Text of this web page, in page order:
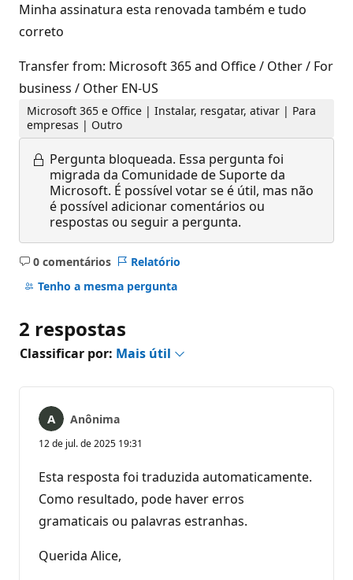
Minha assinatura esta renovada também e tudo
correto
Transfer from: Microsoft 365 and Office / Other / For
business / Other EN-US
Microsoft 365 e Office | Instalar, resgatar, ativar | Para
empresas | Outro
Pergunta bloqueada. Essa pergunta foi
migrada da Comunidade de Suporte da
Microsoft. É possível votar se é útil, mas não
é possível adicionar comentários ou
respostas ou seguir a pergunta.
0 comentários
Sem
comentários
Relatório
Tenho a mesma pergunta
2 respostas
Classificar por: Mais útil
Anônima
12 de jul. de 2025 19:31
Esta resposta foi traduzida automaticamente.
Como resultado, pode haver erros
gramaticais ou palavras estranhas.
Querida Alice,